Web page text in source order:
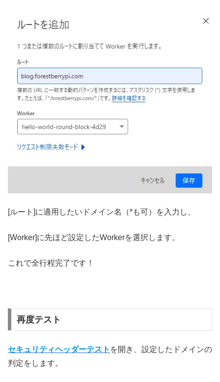
[ルート]に適用したいドメイン名（*も可）を入力し、
[Worker]に先ほど設定したWorkerを選択します。
これで全行程完了です！
再度テスト
セキュリティヘッダーテスト を開き、設定したドメインの
判定をします。